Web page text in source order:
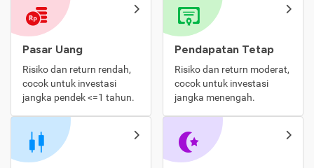
Pasar Uang
Risiko dan return rendah,
cocok untuk investasi
jangka pendek <=1 tahun.
Pendapatan Tetap
Risiko dan return moderat,
cocok untuk investasi
jangka menengah.